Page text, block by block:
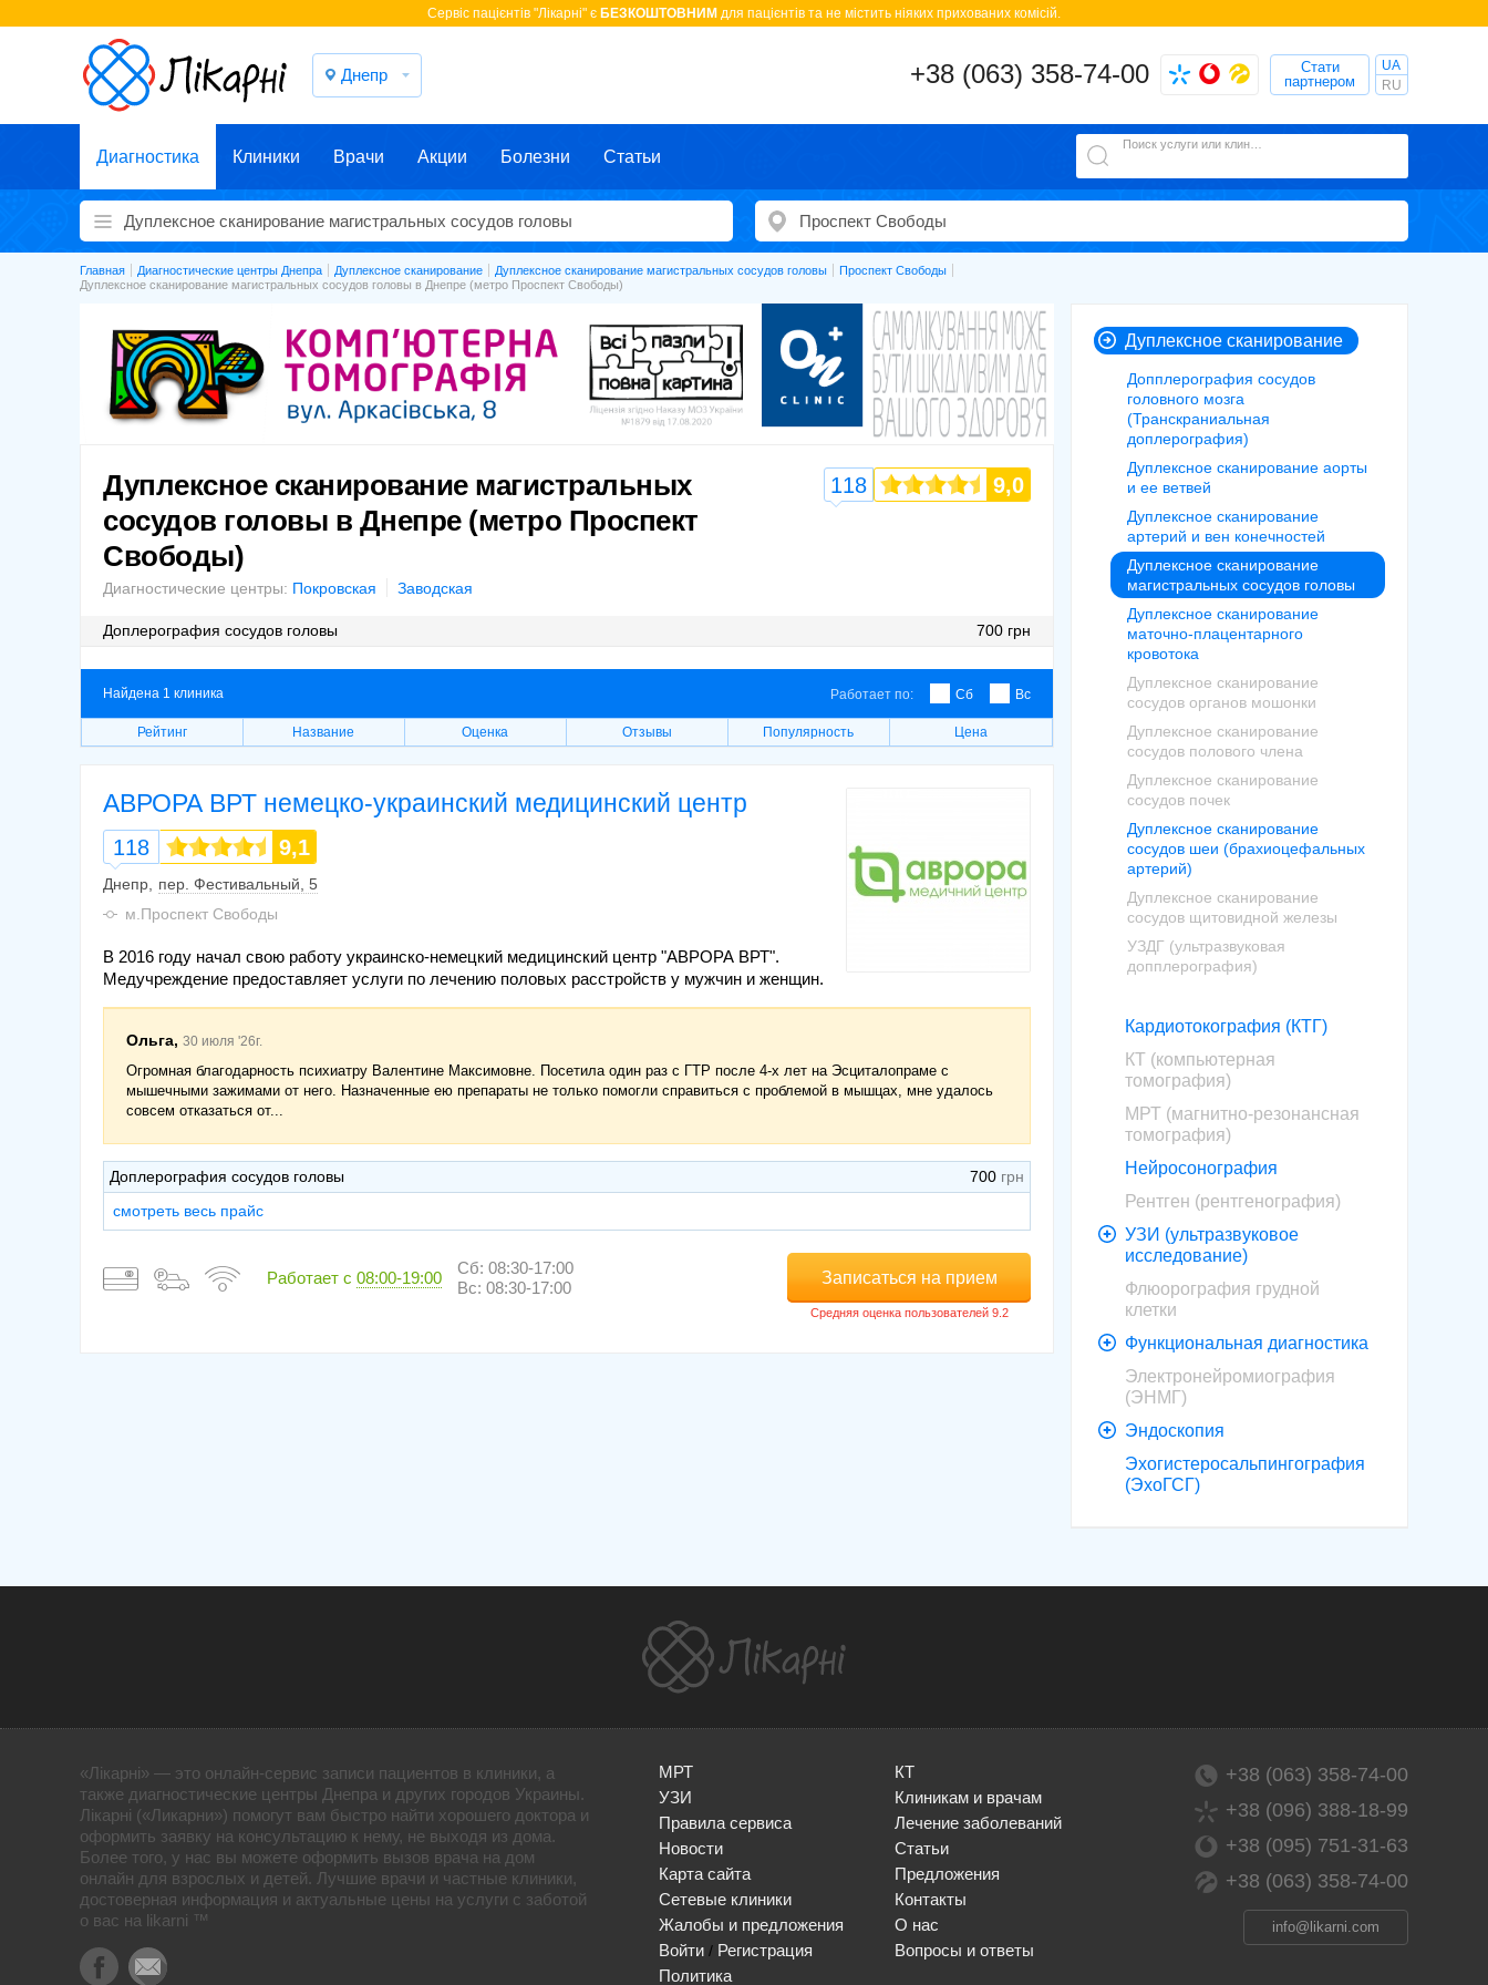
Cервіс пацієнтів "Лікарні" є БЕЗКОШТОВНИМ для пацієнтів та не містить ніяких прихованих комісій.
Днепр +38 (063) 358-74-00
Стати
партнером
UA
RU
Диагностика Клиники Врачи Акции Болезни Статьи
Главная Диагностические центры Днепра Дуплексное сканирование Дуплексное сканирование магистральных сосудов головы
Проспект Свободы
Дуплексное сканирование магистральных сосудов головы в Днепре (метро Проспект Свободы)
Дуплексное сканирование магистральных
сосудов головы в Днепре (метро Проспект
Свободы)
Диагностические центры: Покровская Заводская
Доплерография сосудов головы 700 грн
118 9,0
Найдена 1 клиника Работает по: Сб Вс
Рейтинг Название Оценка Отзывы Популярность Цена
АВРОРА ВРТ немецко-украинский медицинский центр
118 9,1
Днепр
пер. Фестивальный, 5
м.Проспект Свободы
В 2016 году начал свою работу украинско-немецкий медицинский центр "АВРОРА ВРТ".
Медучреждение предоставляет услуги по лечению половых расстройств у мужчин и женщин.
Ольга, 30 июля '26г.
Огромная благодарность психиатру Валентине Максимовне. Посетила один раз с ГТР после 4-х лет на Эсциталопраме с
мышечными зажимами от него. Назначенные ею препараты не только помогли справиться с проблемой в мышцах, мне удалось
совсем отказаться от...
Доплерография сосудов головы
700
смотреть весь прайс
Работает с 08:00-19:00
Сб: 08:30-17:00
Вс: 08:30-17:00
Записаться на прием
Дуплексное сканирование
Допплерография сосудов
головного мозга
(Транскраниальная
доплерография)
Дуплексное сканирование аорты
и ее ветвей
Дуплексное сканирование
артерий и вен конечностей
Дуплексное сканирование
магистральных сосудов головы
Дуплексное сканирование
маточно-плацентарного
кровотока
Дуплексное сканирование
сосудов органов мошонки
Дуплексное сканирование
сосудов полового члена
Дуплексное сканирование
сосудов почек
Дуплексное сканирование
сосудов шеи (брахиоцефальных
артерий)
Дуплексное сканирование
сосудов щитовидной железы
УЗДГ (ультразвуковая
допплерография)
Кардиотокография (КТГ)
КТ (компьютерная
томография)
МРТ (магнитно-резонансная
томография)
Нейросонография
Рентген (рентгенография)
УЗИ (ультразвуковое
исследование)
Флюорография грудной
клетки
Функциональная диагностика
Электронейромиография
(ЭНМГ)
Эндоскопия
Эхогистеросальпингография
(ЭхоГСГ)
«Лікарні» — это онлайн-сервис записи пациентов в клиники, а
также диагностические центры Днепра и других городов Украины.
Лікарні («Ликарни») помогут вам быстро найти хорошего доктора и
оформить заявку на консультацию к нему, не выходя из дома.
Более того, у нас вы можете оформить вызов врача на дом
онлайн для взрослых и детей. Лучшие врачи и частные клиники,
достоверная информация и актуальные цены на услуги с заботой
о вас на likarni ™
МРТ
КТ
УЗИ
Клиникам и врачам
Правила сервиса
Лечение заболеваний
Новости
Статьи
Карта сайта
Предложения
Сетевые клиники
Контакты
Жалобы и предложения
О нас
Войти/ Регистрация
Вопросы и ответы
Политика
+38 (063) 358-74-00
+38 (096) 388-18-99
+38 (095) 751-31-63
+38 (063) 358-74-00
info@likarni.com